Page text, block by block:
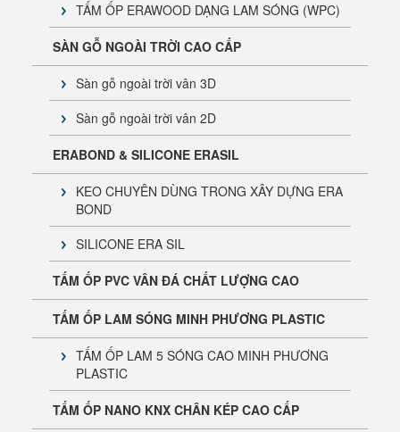
TẤM ỐP ERAWOOD DẠNG LAM SÓNG (WPC)
SÀN GỖ NGOÀI TRỜI CAO CẤP
Sàn gỗ ngoài trời vân 3D
Sàn gỗ ngoài trời vân 2D
ERABOND & SILICONE ERASIL
KEO CHUYÊN DÙNG TRONG XÂY DỰNG ERA
BOND
SILICONE ERA SIL
TẤM ỐP PVC VÂN ĐÁ CHẤT LƯỢNG CAO
TẤM ỐP LAM SÓNG MINH PHƯƠNG PLASTIC
TẤM ỐP LAM 5 SÓNG CAO MINH PHƯƠNG
PLASTIC
TẤM ỐP NANO KNX CHÂN KÉP CAO CẤP
Tấm Cemboard ERA Chính Hãng | Báo Giá & Phân